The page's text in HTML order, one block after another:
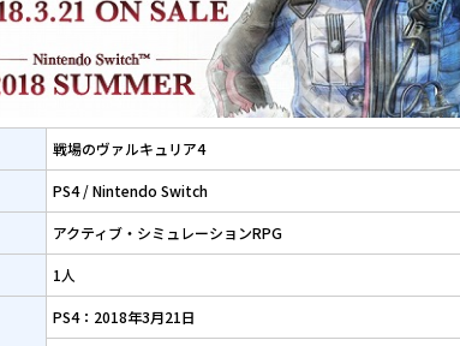
戦場のヴァルキュリア4
PS4 / Nintendo Switch
アクティブ・シミュレーションRPG
1人
PS4：2018年3月21日